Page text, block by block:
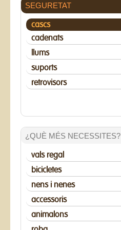
SEGURETAT
cascs
cadenats
llums
suports
retrovisors
¿QUÈ MÉS NECESSITES?
vals regal
bicicletes
nens i nenes
accessoris
animalons